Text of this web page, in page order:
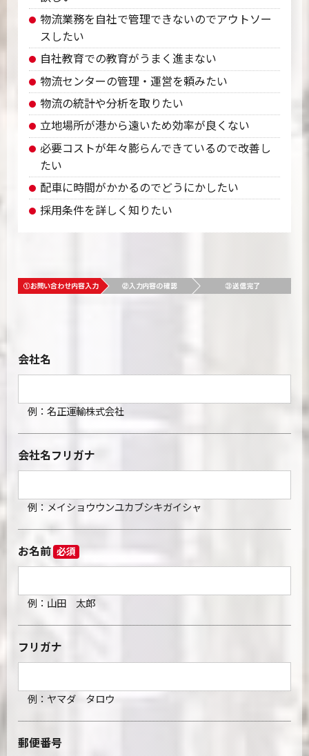
物流業務を自社で管理できないのでアウトソー
スしたい
自社教育での教育がうまく進まない
物流センターの管理・運営を頼みたい
物流の統計や分析を取りたい
立地場所が港から遠いため効率が良くない
必要コストが年々膨らんできているので改善し
たい
配車に時間がかかるのでどうにかしたい
採用条件を詳しく知りたい
会社名
例：名正運輸株式会社
会社名フリガナ
例：メイショウウンユカブシキガイシャ
お名前 必須
例：山田 太郎
フリガナ
例：ヤマダ タロウ
郵便番号